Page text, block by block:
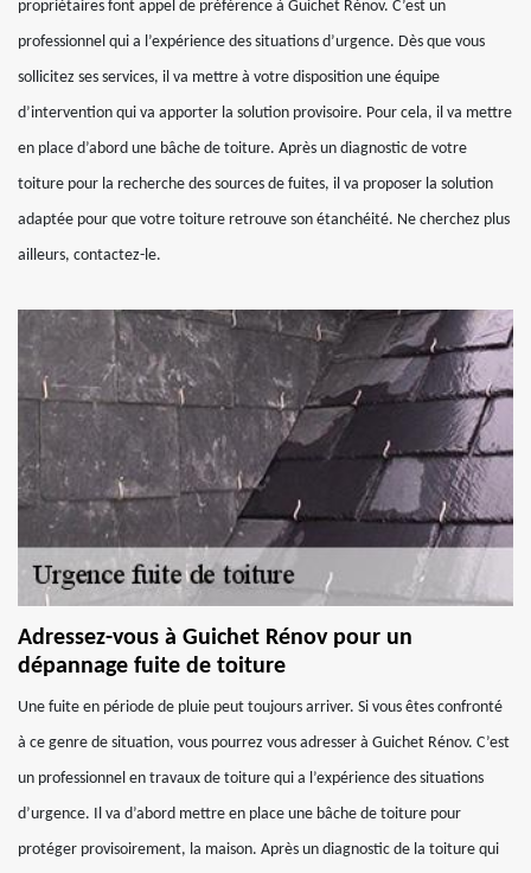
propriétaires font appel de préférence à Guichet Rénov. C’est un
professionnel qui a l’expérience des situations d’urgence. Dès que vous
sollicitez ses services, il va mettre à votre disposition une équipe
d’intervention qui va apporter la solution provisoire. Pour cela, il va mettre
en place d’abord une bâche de toiture. Après un diagnostic de votre
toiture pour la recherche des sources de fuites, il va proposer la solution
adaptée pour que votre toiture retrouve son étanchéité. Ne cherchez plus
ailleurs, contactez-le.
Adressez-vous à Guichet Rénov pour un
dépannage fuite de toiture
Une fuite en période de pluie peut toujours arriver. Si vous êtes confronté
à ce genre de situation, vous pourrez vous adresser à Guichet Rénov. C’est
un professionnel en travaux de toiture qui a l’expérience des situations
d’urgence. Il va d’abord mettre en place une bâche de toiture pour
protéger provisoirement, la maison. Après un diagnostic de la toiture qui